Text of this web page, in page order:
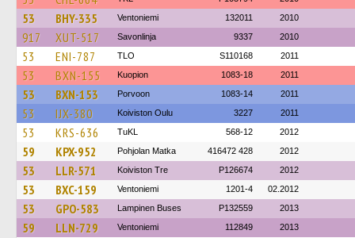
53 BHY-335 Ventoniemi 132011 2010
917 XUT-517 Savonlinja 9337 2010
53 ENI-787 TLO S110168 2011
53 BXN-155 Kuopion 1083-18 2011
53 BXN-153 Porvoon 1083-14 2011
53 IJX-380 Koiviston Oulu 3227 2011
53 KRS-636 TuKL 568-12 2012
59 KPX-952 Pohjolan Matka 416472 428 2012
53 LLR-571 Koiviston Tre P126674 2012
53 BXC-159 Ventoniemi 1201-4 02.2012
53 GPO-583 Lampinen Buses P132559 2013
59 LLN-729 Ventoniemi 112849 2013